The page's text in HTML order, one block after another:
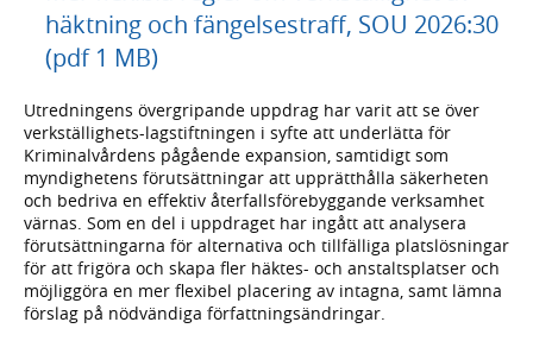
häktning och fängelsestraff, SOU 2026:30
(pdf 1 MB)
Utredningens övergripande uppdrag har varit att se över
verkställighets-lagstiftningen i syfte att underlätta för
Kriminalvårdens pågående expansion, samtidigt som
myndighetens förutsättningar att upprätthålla säkerheten
och bedriva en effektiv återfallsförebyggande verksamhet
värnas. Som en del i uppdraget har ingått att analysera
förutsättningarna för alternativa och tillfälliga platslösningar
för att frigöra och skapa fler häktes- och anstaltsplatser och
möjliggöra en mer flexibel placering av intagna, samt lämna
förslag på nödvändiga författningsändringar.